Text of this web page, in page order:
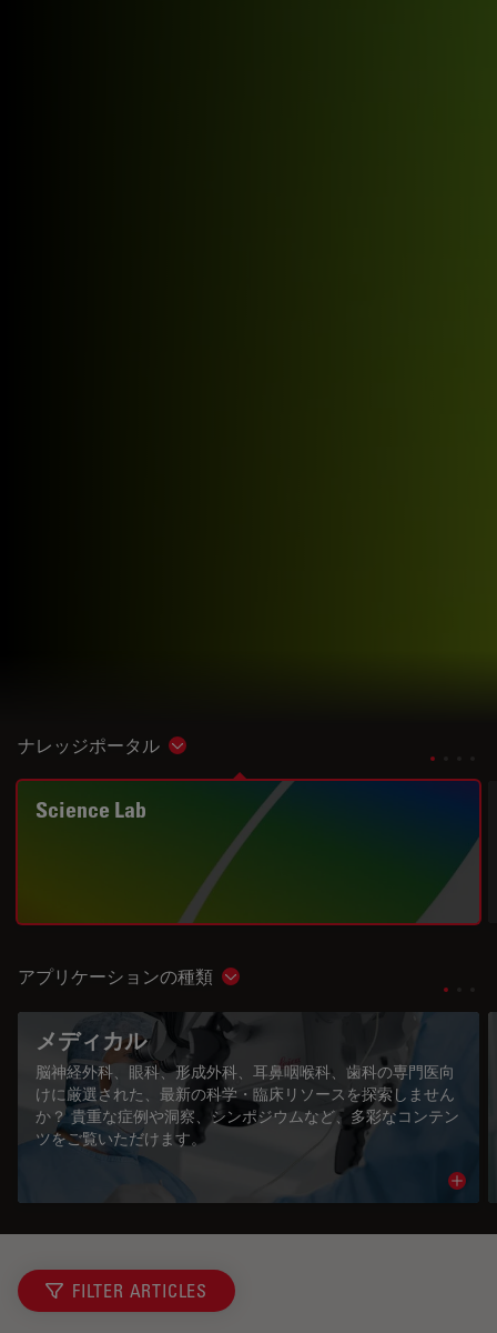
ナレッジポータル Show subnavigation
Science Lab
アプリケーションの種類 Show subnavigation
メディカル
脳神経外科、眼科、形成外科、耳鼻咽喉科、歯科の専門医向
けに厳選された、最新の科学・臨床リソースを探索しません
か？ 貴重な症例や洞察、シンポジウムなど、多彩なコンテン
ツをご覧いただけます。
FILTER ARTICLES